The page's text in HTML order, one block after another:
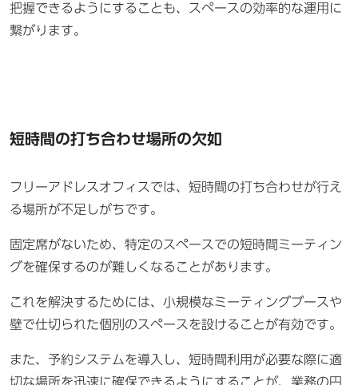
把握できるようにすることも、スペースの効率的な運用に
繋がります。
短時間の打ち合わせ場所の欠如
フリーアドレスオフィスでは、短時間の打ち合わせが行え
る場所が不足しがちです。
固定席がないため、特定のスペースでの短時間ミーティン
グを確保するのが難しくなることがあります。
これを解決するためには、小規模なミーティングブースや
壁で仕切られた個別のスペースを設けることが有効です。
また、予約システムを導入し、短時間利用が必要な際に適
切な場所を迅速に確保できるようにすることが、業務の円